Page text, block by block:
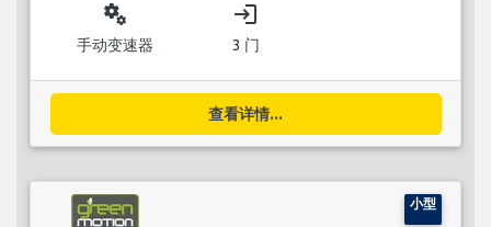
miscellaneous_services
手动变速器
login
3 门
查看详情...
小型